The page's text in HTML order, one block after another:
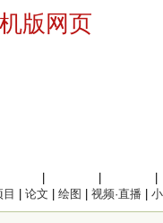
版网页
目 论文 绘图 视频·直播